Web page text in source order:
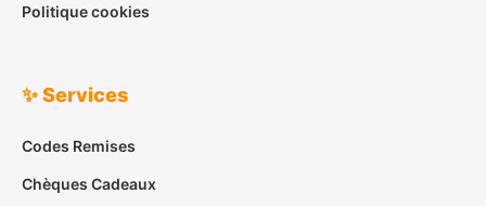
Politique cookies
✨ Services
Codes Remises
Chèques Cadeaux